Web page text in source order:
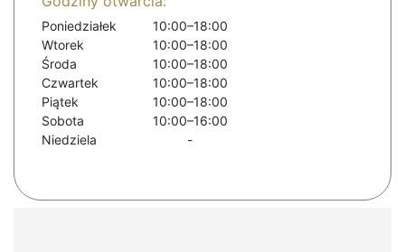
Poniedziałek
10:00–18:00
Wtorek
10:00–18:00
Środa
10:00–18:00
Czwartek
10:00–18:00
Piątek
10:00–18:00
Sobota
10:00–16:00
Niedziela
-